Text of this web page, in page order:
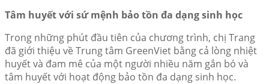
Tâm huyết với sứ mệnh bảo tồn đa dạng sinh học
Trong những phút đầu tiên của chương trình, chị Trang
đã giới thiệu về Trung tâm GreenViet bằng cả lòng nhiệt
huyết và đam mê của một người nhiều năm gắn bó và
tâm huyết với hoạt động bảo tồn đa dạng sinh học.